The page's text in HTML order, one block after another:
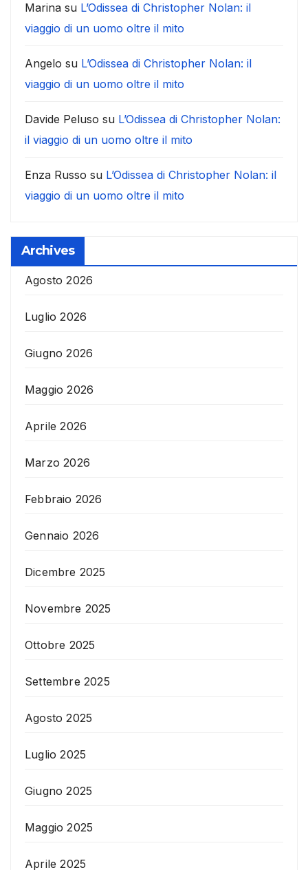
Marina su L’Odissea di Christopher Nolan: il
viaggio di un uomo oltre il mito
Angelo su L’Odissea di Christopher Nolan: il
viaggio di un uomo oltre il mito
Davide Peluso su L’Odissea di Christopher Nolan:
il viaggio di un uomo oltre il mito
Enza Russo su L’Odissea di Christopher Nolan: il
viaggio di un uomo oltre il mito
Archives
Agosto 2026
Luglio 2026
Giugno 2026
Maggio 2026
Aprile 2026
Marzo 2026
Febbraio 2026
Gennaio 2026
Dicembre 2025
Novembre 2025
Ottobre 2025
Settembre 2025
Agosto 2025
Luglio 2025
Giugno 2025
Maggio 2025
Aprile 2025